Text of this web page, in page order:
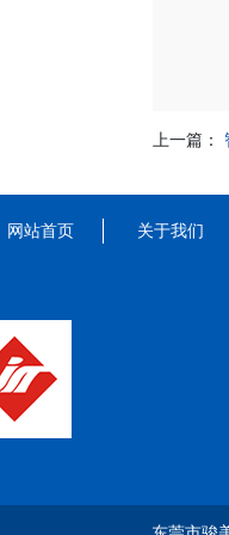
上一篇：
网站首页 关于我们